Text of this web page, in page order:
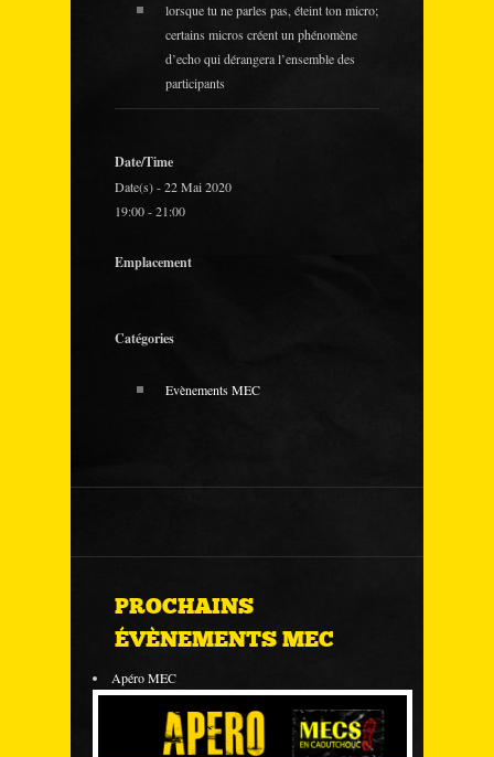
lorsque tu ne parles pas, éteint ton micro;
certains micros créent un phénomène
d’echo qui dérangera l’ensemble des
participants
Date/Time
Date(s) - 22 Mai 2020
19:00 - 21:00
Emplacement
Catégories
Evènements MEC
PROCHAINS
ÉVÈNEMENTS MEC
Apéro MEC